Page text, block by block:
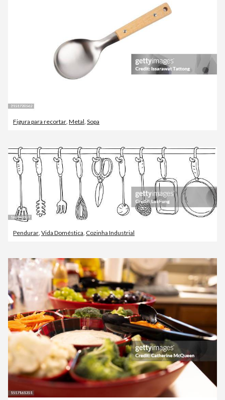
Figura para recortar, Metal, Sopa
Pendurar, Vida Doméstica, Cozinha Industrial